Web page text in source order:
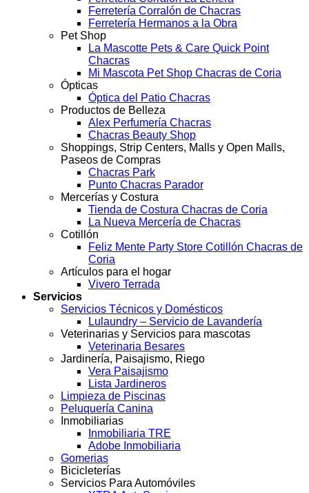
Ferretería Corralón de Chacras
Ferretería Hermanos a la Obra
Pet Shop
La Mascotte Pets & Care Quick Point
Chacras
Mi Mascota Pet Shop Chacras de Coria
Ópticas
Óptica del Patio Chacras
Productos de Belleza
Alex Perfumería Chacras
Chacras Beauty Shop
Shoppings, Strip Centers, Malls y Open Malls,
Paseos de Compras
Chacras Park
Punto Chacras Parador
Mercerías y Costura
Tienda de Costura Chacras de Coria
La Nueva Mercería de Chacras
Cotillón
Feliz Mente Party Store Cotillón Chacras de
Coria
Artículos para el hogar
Vivero Terrada
Servicios
Servicios Técnicos y Domésticos
Lulaundry – Servicio de Lavandería
Veterinarias y Servicios para mascotas
Veterinaria Besares
Jardinería, Paisajismo, Riego
Vera Paisajismo
Lista Jardineros
Limpieza de Piscinas
Peluquería Canina
Inmobiliarias
Inmobiliaria TRE
Adobe Inmobiliaria
Gomerias
Bicicleterías
Servicios Para Automóviles